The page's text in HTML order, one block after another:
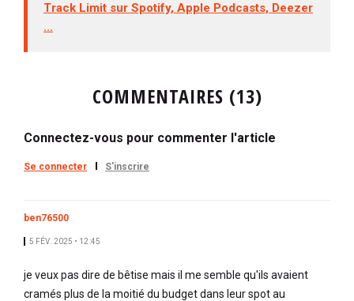
Track Limit sur Spotify, Apple Podcasts, Deezer
...
COMMENTAIRES (13)
Connectez-vous pour commenter l'article
Se connecter S'inscrire
ben76500
5 FÉV. 2025 • 12:45
je veux pas dire de bêtise mais il me semble qu'ils avaient
cramés plus de la moitié du budget dans leur spot au